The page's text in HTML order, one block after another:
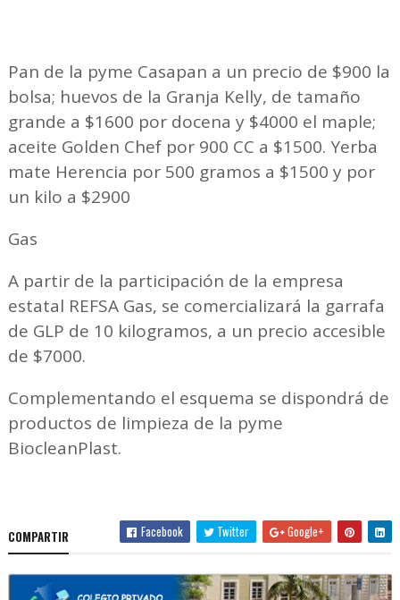
Pan de la pyme Casapan a un precio de $900 la
bolsa; huevos de la Granja Kelly, de tamaño
grande a $1600 por docena y $4000 el maple;
aceite Golden Chef por 900 CC a $1500. Yerba
mate Herencia por 500 gramos a $1500 y por
un kilo a $2900
Gas
A partir de la participación de la empresa
estatal REFSA Gas, se comercializará la garrafa
de GLP de 10 kilogramos, a un precio accesible
de $7000.
Complementando el esquema se dispondrá de
productos de limpieza de la pyme
BiocleanPlast.
COMPARTIR Facebook Twitter Google+